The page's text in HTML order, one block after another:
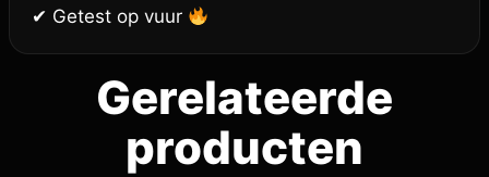
✔ Getest op vuur
Gerelateerde
producten